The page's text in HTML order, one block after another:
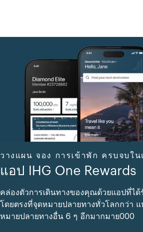
วางแผน จอง การเข้าพัก ครบจบใน
แอป IHG One Rewards
คล่องตัวการเดินทางของคุณด้วยแอปที่ได้
โดยตรงที่จุดหมายปลายทางทั่วโลกกว่า
หมายปลายทางอื่น 6 ๆ อีกมากมาย000